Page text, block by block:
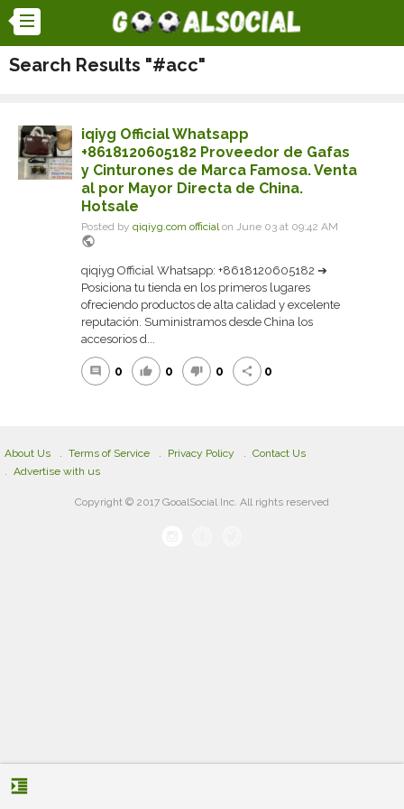
Search Results "#acc"
iqiyg Official Whatsapp
+8618120605182 Proveedor de Gafas
y Cinturones de Marca Famosa. Venta
al por Mayor Directa de China.
Hotsale
Posted by qiqiyg.com officialon June 03 at 09:42 AM
public
qiqiyg Official Whatsapp: +8618120605182 ➔
Posiciona tu tienda en los primeros lugares
ofreciendo productos de alta calidad y excelente
reputación. Suministramos desde China los
accesorios d...
comment 0 thumb_up 0 thumb_down 0 share 0
format_indent_increase
About Us Terms of Service Privacy Policy
Contact Us
Advertise with us
Copyright © 2017 GooalSocial Inc. All rights reserved